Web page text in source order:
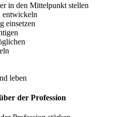
in den Mittelpunkt stellen
entwickeln
einsetzen
leben
der Profession